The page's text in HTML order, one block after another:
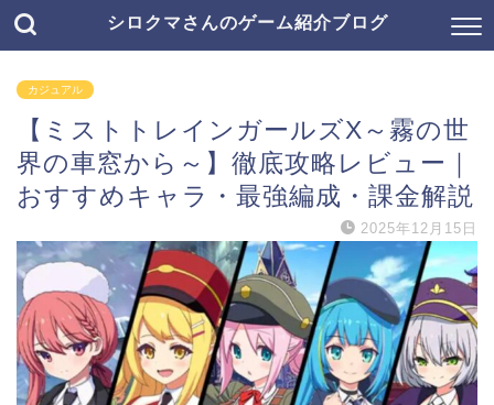
シロクマさんのゲーム紹介ブログ
カジュアル
【ミストトレインガールズX～霧の世
界の車窓から～】徹底攻略レビュー｜
おすすめキャラ・最強編成・課金解説
2025年12月15日